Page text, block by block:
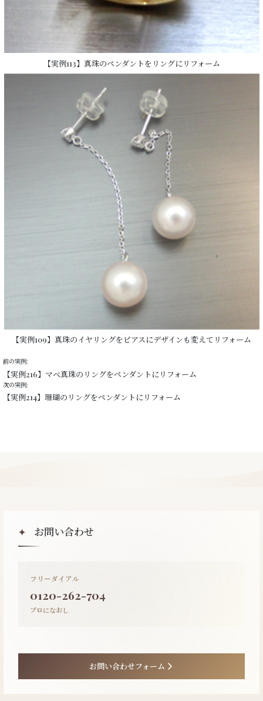
【実例113】真珠のペンダントをリングにリフォーム
【実例109】真珠のイヤリングをピアスにデザインも変えてリフォーム
前の実例:
【実例216】マベ真珠のリングをペンダントにリフォーム
次の実例:
【実例214】珊瑚のリングをペンダントにリフォーム
✦ お問い合わせ
フリーダイアル
0120-262-704
プロになおし
お問い合わせフォーム